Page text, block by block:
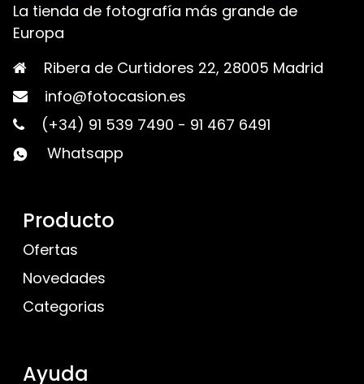
La tienda de fotografía más grande de
Europa
Ribera de Curtidores 22, 28005 Madrid
info@fotocasion.es
(+34) 91 539 7490 - 91 467 6491
Whatsapp
Producto
Ofertas
Novedades
Categorias
Ayuda